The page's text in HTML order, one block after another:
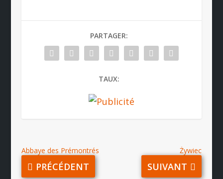
PARTAGER:
TAUX:
Abbaye des Prémontrés
PRÉCÉDENT
Żywiec
SUIVANT